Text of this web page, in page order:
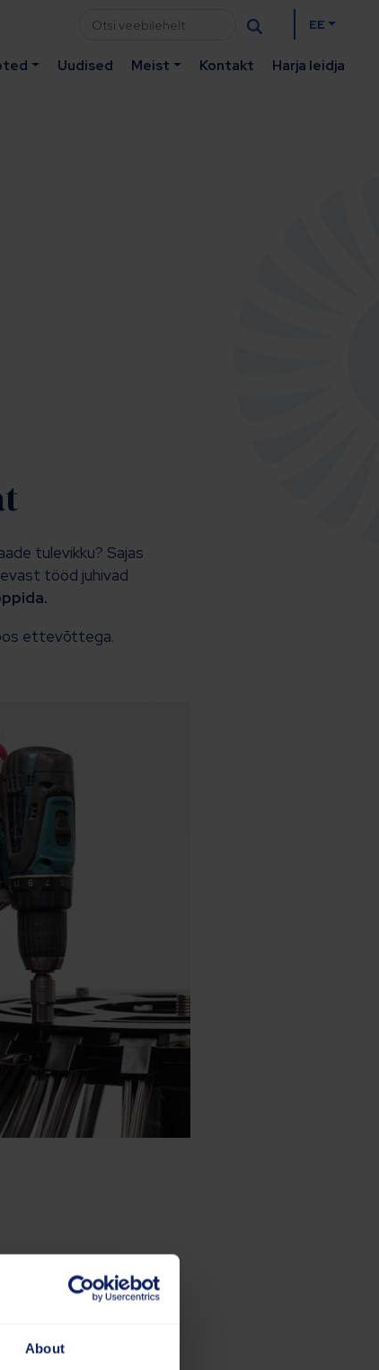
About
Uudised Meist Kontakt Harja leidja
EE
tulevikku? Sajas
tööd juhivad
ettevõttega.